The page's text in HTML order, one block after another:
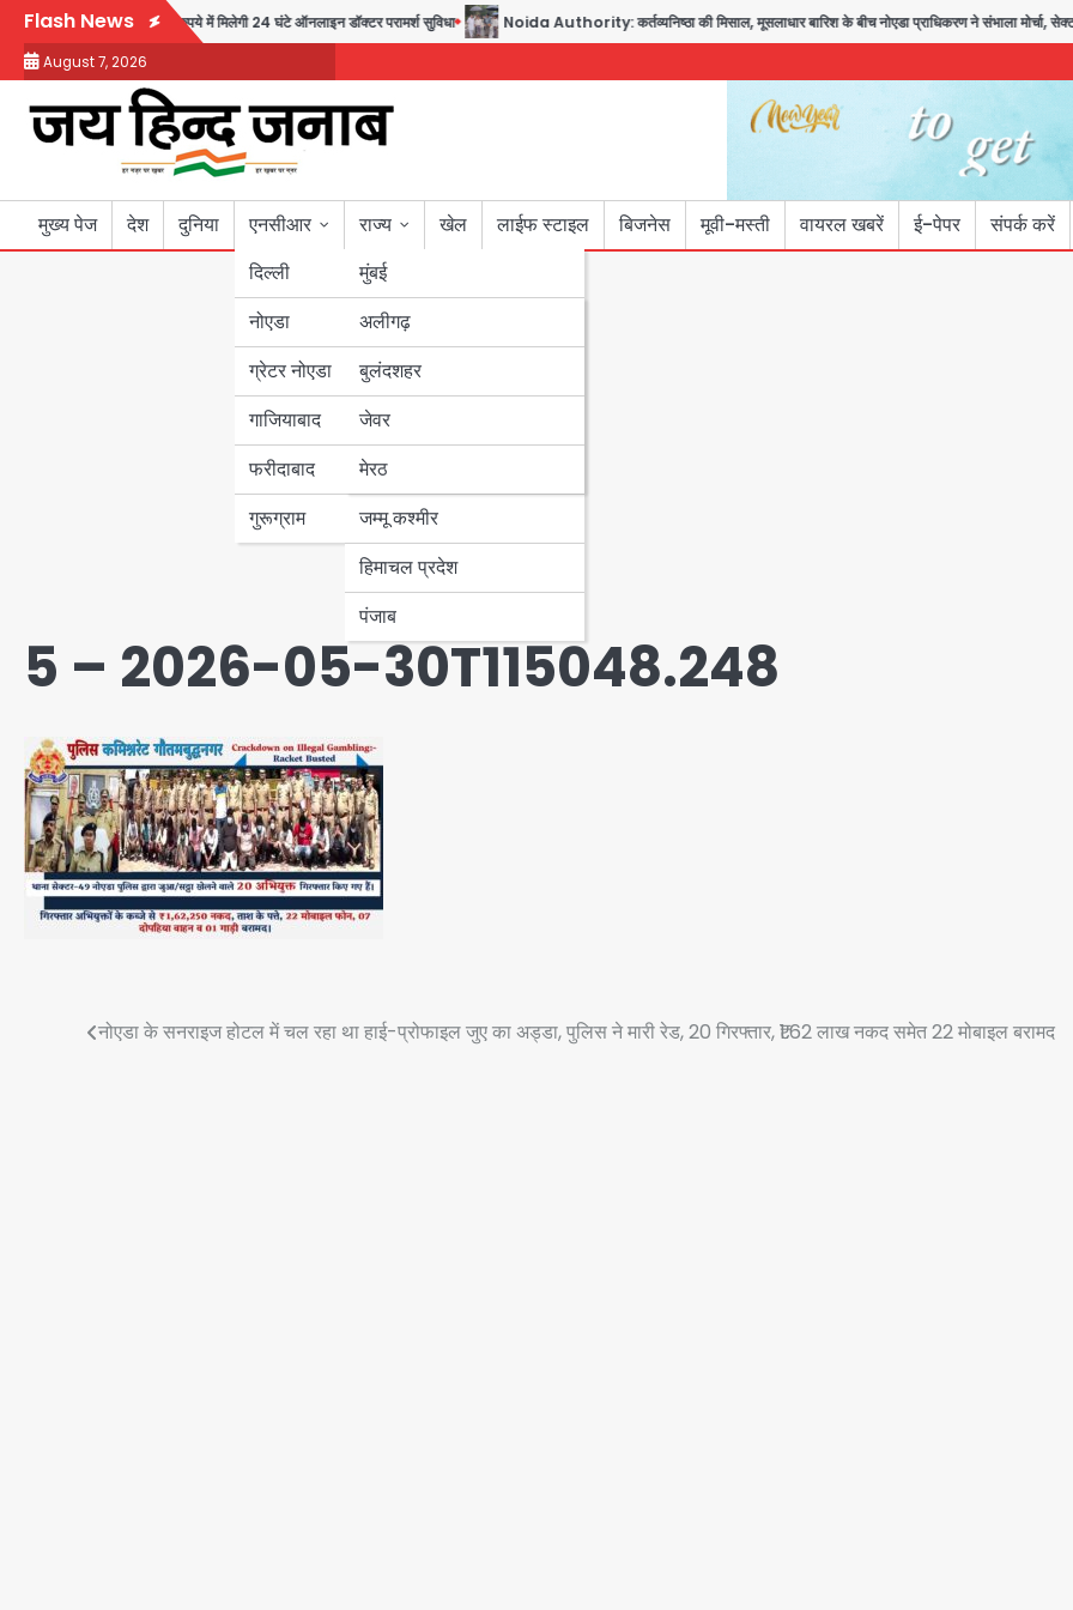
Skip
content
Flash News
पहल, अब सिर्फ 30 रुपये में मिलेगी 24 घंटे ऑनलाइन डॉक्टर परामर्श सुविधा Noida Authority: कर्तव्यनिष्ठा की मिसाल, मूसलाधार बारिश के बीच नोएडा प्राधिकरण ने संभाला मोर्चा, सेक्टर
August 7, 2026
मुख्य पेज देश दुनिया
एनसीआर
दिल्ली
नोएडा
ग्रेटर नोएडा
गाजियाबाद
फरीदाबाद
गुरूग्राम
राज्य
मुंबई
उत्तर प्रदेश
अलीगढ़
बुलंदशहर
जेवर
मेरठ
बिहार
पंजाब
हरियाणा
जम्मू कश्मीर
हिमाचल प्रदेश
पंजाब
खेल लाईफ स्टाइल बिजनेस मूवी-मस्ती वायरल खबरें ई-पेपर संपर्क करें
5 – 2026-05-30T115048.248
नोएडा के सनराइज होटल में चल रहा था हाई-प्रोफाइल जुए का अड्डा, पुलिस ने मारी रेड, 20 गिरफ्तार, ₹1.62 लाख नकद समेत 22 मोबाइल बरामद